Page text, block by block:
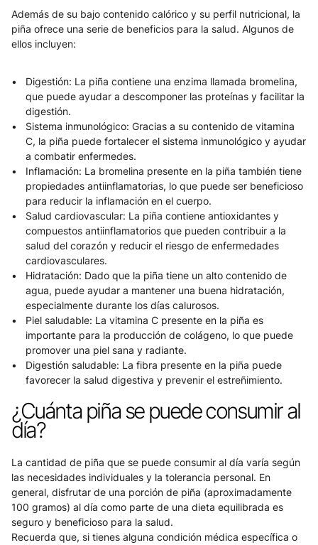
Además de su bajo contenido calórico y su perfil nutricional, la
piña ofrece una serie de beneficios para la salud. Algunos de
ellos incluyen:
Digestión: La piña contiene una enzima llamada bromelina,
que puede ayudar a descomponer las proteínas y facilitar la
digestión.
Sistema inmunológico: Gracias a su contenido de vitamina
C, la piña puede fortalecer el sistema inmunológico y ayudar
a combatir enfermedes.
Inflamación: La bromelina presente en la piña también tiene
propiedades antiinflamatorias, lo que puede ser beneficioso
para reducir la inflamación en el cuerpo.
Salud cardiovascular: La piña contiene antioxidantes y
compuestos antiinflamatorios que pueden contribuir a la
salud del corazón y reducir el riesgo de enfermedades
cardiovasculares.
Hidratación: Dado que la piña tiene un alto contenido de
agua, puede ayudar a mantener una buena hidratación,
especialmente durante los días calurosos.
Piel saludable: La vitamina C presente en la piña es
importante para la producción de colágeno, lo que puede
promover una piel sana y radiante.
Digestión saludable: La fibra presente en la piña puede
favorecer la salud digestiva y prevenir el estreñimiento.
¿Cuánta piña se puede consumir al
día?
La cantidad de piña que se puede consumir al día varía según
las necesidades individuales y la tolerancia personal. En
general, disfrutar de una porción de piña (aproximadamente
100 gramos) al día como parte de una dieta equilibrada es
seguro y beneficioso para la salud.
Recuerda que, si tienes alguna condición médica específica o